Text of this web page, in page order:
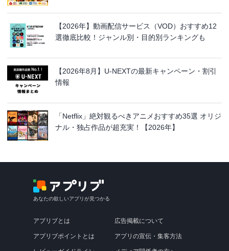
【2026年】動画配信サービス（VOD）おすすめ12
選徹底比較！ジャンル別・目的別ランキングも
【2026年8月】U-NEXTの最新キャンペーン・割引
情報
「Netflix」絶対観るべきアニメおすすめ35選 オリジ
ナル・独占作品が超充実！【2026年】
あなたの欲しいアプリが見つかる
アプリブとは
アプリブポイントとは
広告掲載について
アプリの宣伝・集客方法